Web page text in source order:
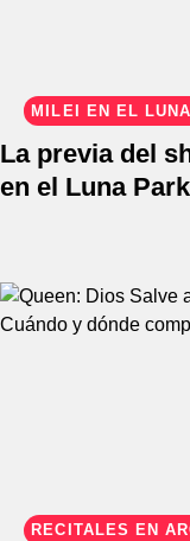
MILEI EN EL
La previa del
en el Luna Park
RECITALES EN